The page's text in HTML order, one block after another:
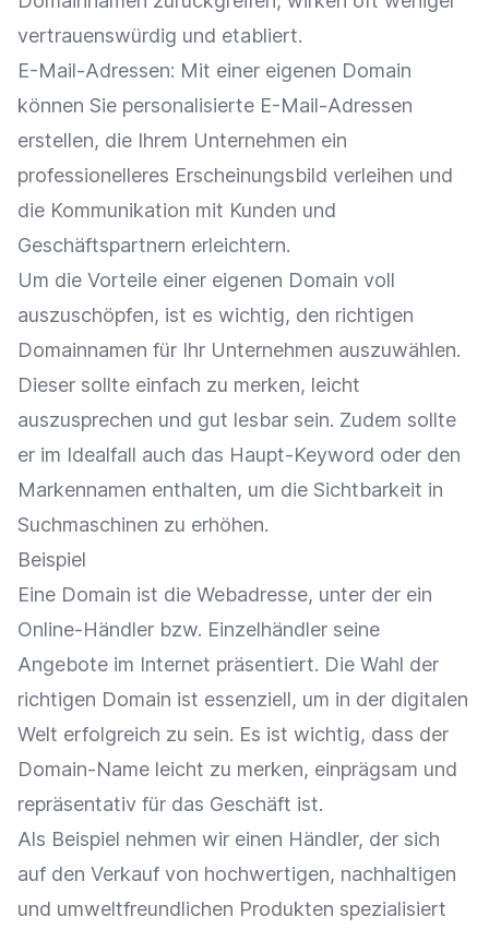
vertrauenswürdig und etabliert.
E-Mail-Adressen: Mit einer eigenen Domain
können Sie personalisierte E-Mail-Adressen
erstellen, die Ihrem Unternehmen ein
professionelleres Erscheinungsbild verleihen und
die Kommunikation mit Kunden und
Geschäftspartnern erleichtern.
Um die Vorteile einer eigenen Domain voll
auszuschöpfen, ist es wichtig, den richtigen
Domainnamen für Ihr Unternehmen auszuwählen.
Dieser sollte einfach zu merken, leicht
auszusprechen und gut lesbar sein. Zudem sollte
er im Idealfall auch das Haupt-Keyword oder den
Markennamen enthalten, um die Sichtbarkeit in
Suchmaschinen zu erhöhen.
Beispiel
Eine Domain ist die Webadresse, unter der ein
Online-Händler bzw. Einzelhändler seine
Angebote im Internet präsentiert. Die Wahl der
richtigen Domain ist essenziell, um in der digitalen
Welt erfolgreich zu sein. Es ist wichtig, dass der
Domain-Name leicht zu merken, einprägsam und
repräsentativ für das Geschäft ist.
Als Beispiel nehmen wir einen Händler, der sich
auf den Verkauf von hochwertigen, nachhaltigen
und umweltfreundlichen Produkten spezialisiert